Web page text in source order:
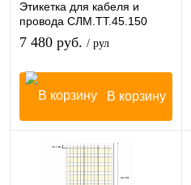
Этикетка для кабеля и
провода СЛМ.ТТ.45.150
7 480 руб. / рул
В корзину